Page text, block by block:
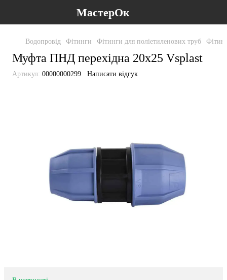
МастерОк
Водопровід Фітинги Фітинги для поліетиленових труб
Муфта ПНД перехідна 20х25 Vsplast
Артикул: 00000000299 Написати відгук